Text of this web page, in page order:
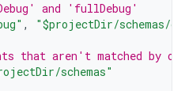
and 'fullDebug'
, "$projectDir/schemas/
that aren't matched by
schemas"